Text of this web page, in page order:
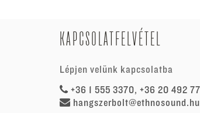
KAPCSOLATFELVÉTEL
Lépjen velünk kapcsolatba
+36 1 555 3370, +36 20 492
hangszerbolt@ethnosound.hu